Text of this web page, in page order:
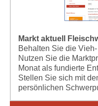
Markt aktuell
Behalten Sie die
Nutzen Sie die
Monat als fundierte
Stellen Sie sich mit
persönlichen